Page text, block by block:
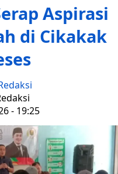
Aspirasi
di Cikakak
- 19:25